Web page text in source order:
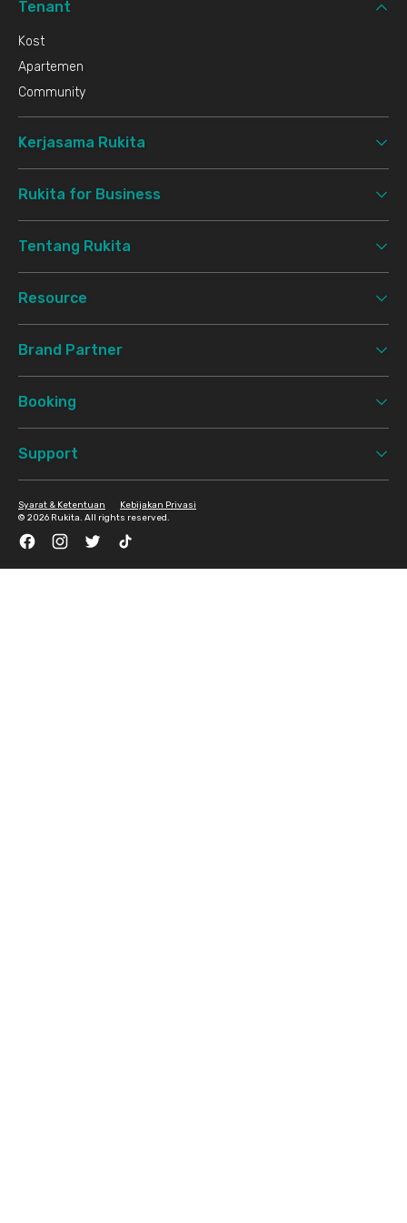
Tenant
Kost
Apartemen
Community
Kerjasama Rukita
Rukita for Business
Tentang Rukita
Resource
Brand Partner
Booking
Support
© 2026 Rukita. All rights reserved.
Syarat & Ketentuan Kebijakan Privasi
FacebookInstagramTwitter TikTok